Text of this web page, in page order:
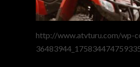
http://www.atvturu.com/wp-